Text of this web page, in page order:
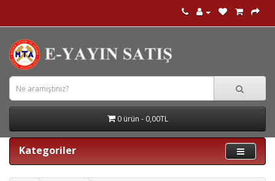
0 ürün - 0,00TL
Kategoriler